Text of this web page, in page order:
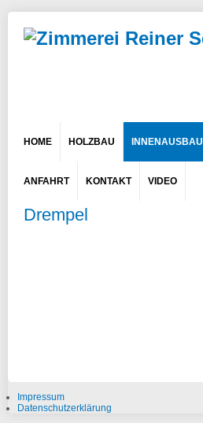
HOME HOLZBAU INNENAUSBAU
ANFAHRT KONTAKT VIDEO
Drempel
Impressum
Datenschutzerklärung